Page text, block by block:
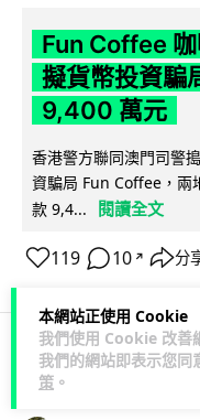
本網站正使用 Cookie
我們使用 Cookie 改善
我們的網站即表示您同
策 。
Fun Coffee
擬貨幣投資騙
9,400 萬元
香港警方聯同澳門司警
資騙局 Fun Coffee，兩
款 9,4...
閱讀全文
119 10 ↗ 分
科技娛樂 生活科技